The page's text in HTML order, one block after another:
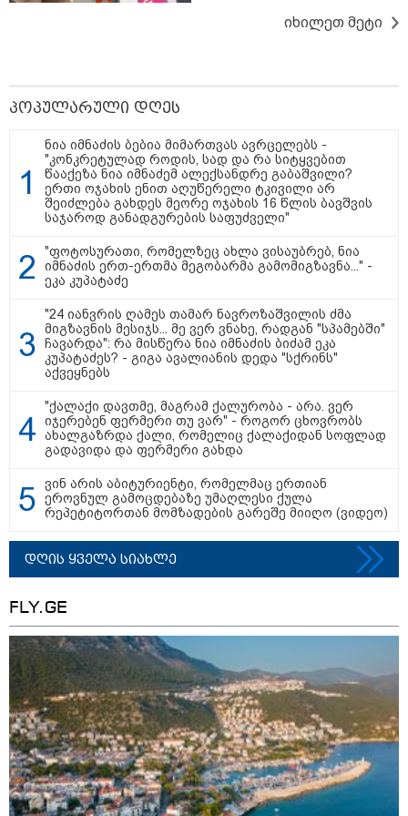
11:11 / 10-08-2026
ირანმა მოჯტაბა ხამენეის
იშვიათი ვიდეო გაავრცელა - რა
ჩანს კადრებში
"2008-2022 წლებში რუსეთში
საქმიანობას არ ერიდებოდნენ,
"სუხიშვილები", ნიკოლოზ
რაჭველი და პაატა
13:36 / 09-08-2026
24 წლის ფეხბურთელს თამაშის
დაშავდა 12 ადამიანი -
ვრცელდება ტრაგიკული
მომენტის ამსახველი კადრები
ტაილანდიდან
გოლის აღნიშვნისას
გამო გაუქმდა, ფეხბურთელმა კი
ტრავმა მიიღო (ვიდეო)
თბილისი - ანტალია 814.60
ლარიდან
იხილეთ მეტი
პოპულარული დღეს
ნია იმნაძის ბებია მიმართვას ავრცელებს -
"კონკრეტულად როდის, სად და რა სიტყვებით
წააქეზა ნია იმნაძემ ალექსანდრე გაბაშვილი?
ერთი ოჯახის ენით აღუწერელი ტკივილი არ
შეიძლება გახდეს მეორე ოჯახის 16 წლის ბავშვის
საჯაროდ განადგურების საფუძველი"
"ფოტოსურათი, რომელზეც ახლა ვისაუბრებ, ნია
იმნაძის ერთ-ერთმა მეგობარმა გამომიგზავნა..." -
ეკა კუპატაძე
"24 იანვრის ღამეს თამარ ნავროზაშვილის ძმა
მიგზავნის მესიჯს... მე ვერ ვნახე, რადგან "სპამებში"
ჩავარდა": რა მისწერა ნია იმნაძის ბიძამ ეკა
კუპატაძეს? - გიგა ავალიანის დედა "სქრინს"
აქვეყნებს
"ქალაქი დავთმე, მაგრამ ქალურობა - არა. ვერ
იჯერებენ ფერმერი თუ ვარ" - როგორ ცხოვრობს
ახალგაზრდა ქალი, რომელიც ქალაქიდან სოფლად
გადავიდა და ფერმერი გახდა
ვინ არის აბიტურიენტი, რომელმაც ერთიან
ეროვნულ გამოცდებაზე უმაღლესი ქულა
რეპეტიტორთან მომზადების გარეშე მიიღო (ვიდეო)
დღის ყველა სიახლე
FLY.GE